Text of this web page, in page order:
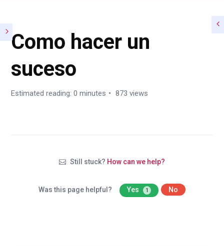
Como hacer un
suceso
Estimated reading: 0 minutes 873 views
Still stuck? How can we help?
Was this page helpful? Yes 1 No